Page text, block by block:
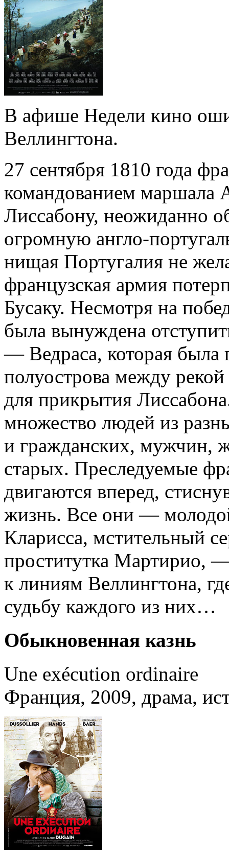
В афише Недели кино
Веллингтона.
27 сентября 1810 года
командованием маршала
Лиссабону, неожиданно
огромную англо-
нищая Португалия не
французская армия
Бусаку. Несмотря на
была вынуждена
— Ведраса, которая была
полуострова между
для прикрытия
множество людей из
и гражданских, мужчин,
старых. Преследуемые
двигаются вперед,
жизнь. Все они —
Кларисса, мстительный
проститутка Мартирио,
к линиям Веллингтона,
судьбу каждого из них…
Обыкновенная казнь
Une exécution ordinaire
Франция, 2009, драма,